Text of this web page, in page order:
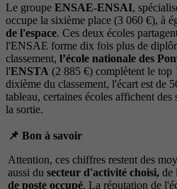
Le groupe ENSAE-ENSAI,
occupe la sixième place (3 060 €), à
de l'espace. Ces deux écoles
l'ENSAE forme dix fois plus de
classement, l’école nationale des
l'ENSTA (2 885 €) complètent le top
dixième du classement, l'écart est de
tableau, certaines écoles affichent des
la sortie.
📌 Bon à savoir
Attention, ces chiffres restent des
aussi du secteur d'activité choisi, de
de poste occupé. La réputation de